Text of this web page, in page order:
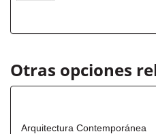
Otras opciones
Arquitectura Contemporánea